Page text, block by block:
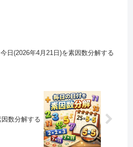
今日(2026年4月21日)を素因数分解する
数分解する